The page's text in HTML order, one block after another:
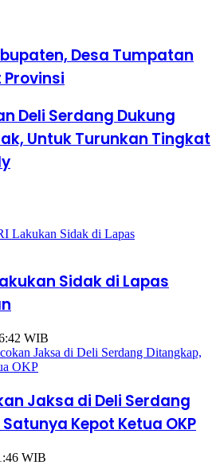
Desa Tumpatan
Deli Serdang Dukung
Untuk Turunkan Tingkat
Sidak di Lapas
WIB
Jaksa di Deli Serdang
Kepot Ketua OKP
WIB